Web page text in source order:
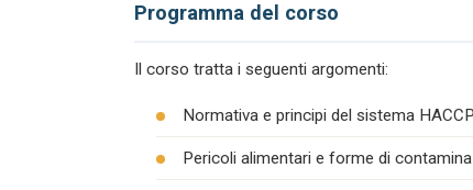
Programma del corso
Il corso tratta i seguenti argomenti:
Normativa e principi del sistema HACCP
Pericoli alimentari e forme di